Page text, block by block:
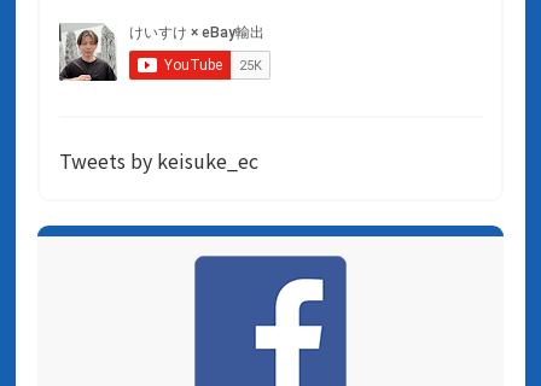
Tweets by keisuke_ec